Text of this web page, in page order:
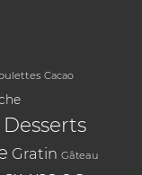
Cacao
Desserts
Gratin Gâteau